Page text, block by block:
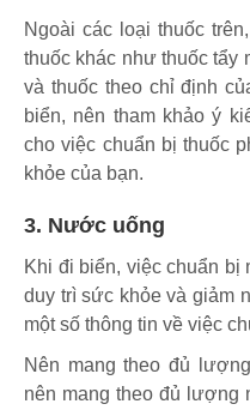
Ngoài các loại thuốc
thuốc khác như thuốc tẩy
và thuốc theo chỉ định
biển, nên tham khảo ý
cho việc chuẩn bị thuốc
khỏe của bạn.
3. Nước uống
Khi đi biển, việc chuẩn bị
duy trì sức khỏe và giảm
một số thông tin về việc
Nên mang theo đủ
nên mang theo đủ lượng